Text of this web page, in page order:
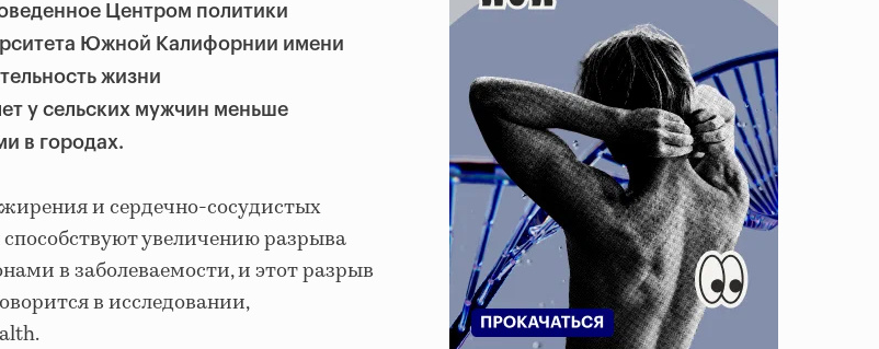
Центром политики
Южной Калифорнии имени
жизни
у сельских мужчин меньше
в городах.
и сердечно-сосудистых
увеличению разрыва
в заболеваемости, и этот разрыв
в исследовании,